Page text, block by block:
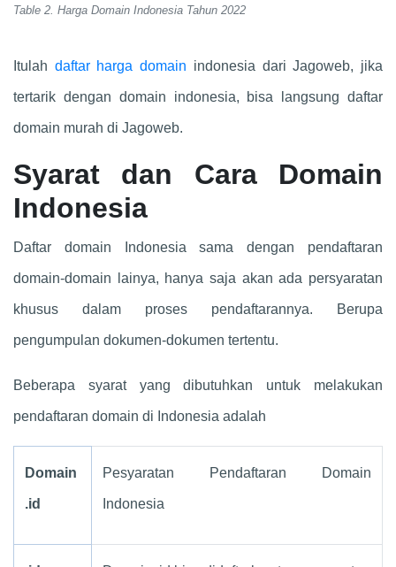
Table 2. Harga Domain Indonesia Tahun 2022
Itulah daftar harga domain indonesia dari Jagoweb, jika
tertarik dengan domain indonesia, bisa langsung daftar
domain murah di Jagoweb.
Syarat dan Cara Domain
Indonesia
Daftar domain Indonesia sama dengan pendaftaran
domain-domain lainya, hanya saja akan ada persyaratan
khusus dalam proses pendaftarannya. Berupa
pengumpulan dokumen-dokumen tertentu.
Beberapa syarat yang dibutuhkan untuk melakukan
pendaftaran domain di Indonesia adalah
Domain
.id
Pesyaratan Pendaftaran Domain
Indonesia